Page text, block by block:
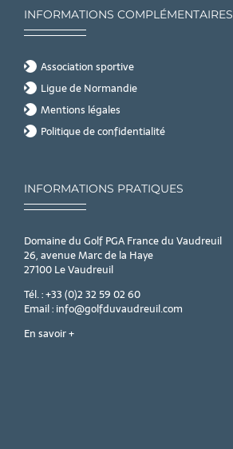
INFORMATIONS COMPLÉMENTAIRES
Association sportive
Ligue de Normandie
Mentions légales
Politique de confidentialité
INFORMATIONS PRATIQUES
Domaine du Golf PGA France du Vaudreuil
26, avenue Marc de la Haye
27100 Le Vaudreuil
Tél. : +33 (0)2 32 59 02 60
Email : info@golfduvaudreuil.com
En savoir +